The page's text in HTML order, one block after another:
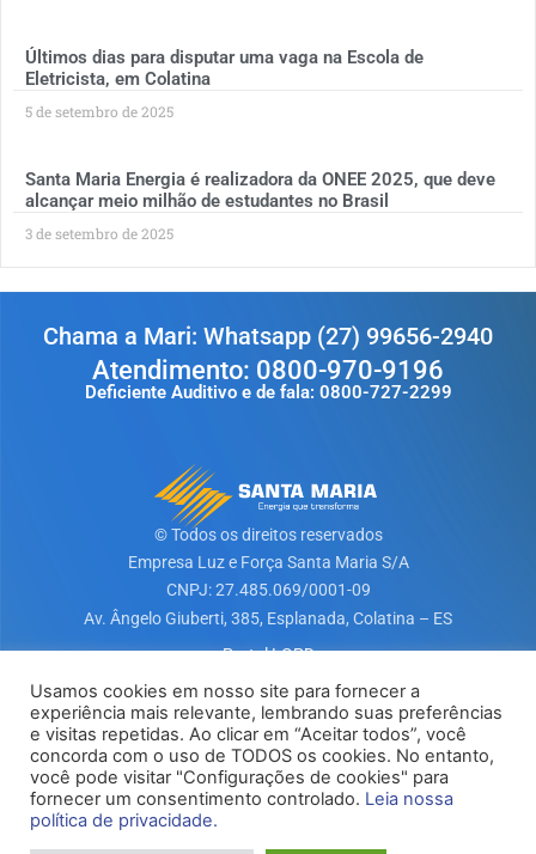
Últimos dias para disputar uma vaga na Escola de
Eletricista, em Colatina
5 de setembro de 2025
Santa Maria Energia é realizadora da ONEE 2025, que deve
alcançar meio milhão de estudantes no Brasil
3 de setembro de 2025
Chama a Mari: Whatsapp (27) 99656-2940
Atendimento: 0800-970-9196
Deficiente Auditivo e de fala: 0800-727-2299
© Todos os direitos reservados
Empresa Luz e Força Santa Maria S/A​
CNPJ: 27.485.069/0001-09
Av. Ângelo Giuberti, 385, Esplanada, Colatina – ES
Portal LGPD
Baixe nosso App
Usamos cookies em nosso site para fornecer a
experiência mais relevante, lembrando suas preferências
e visitas repetidas. Ao clicar em “Aceitar todos”, você
concorda com o uso de TODOS os cookies. No entanto,
você pode visitar "Configurações de cookies" para
fornecer um consentimento controlado. Leia nossa
política de privacidade.